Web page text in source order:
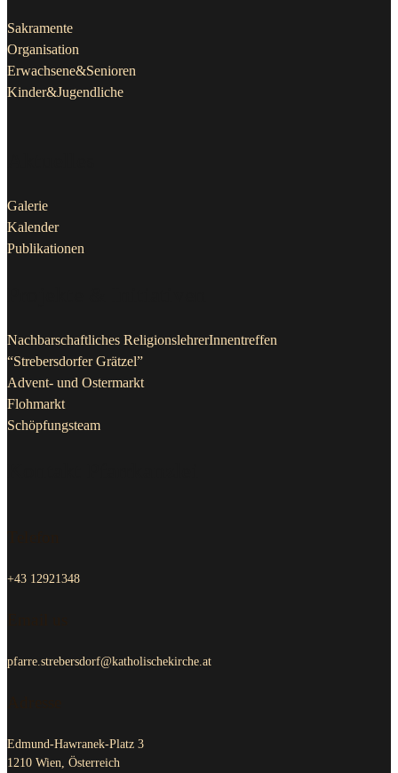
Sakramente
Organisation
Erwachsene&Senioren
Kinder&Jugendliche
Galerie
Kalender
Publikationen
Nachbarschaftliches ReligionslehrerInnentreffen
“Strebersdorfer Grätzel”
Advent- und Ostermarkt
Flohmarkt
Schöpfungsteam
+43 12921348
pfarre.strebersdorf@katholischekirche.at
Edmund-Hawranek-Platz 3
1210 Wien, Österreich